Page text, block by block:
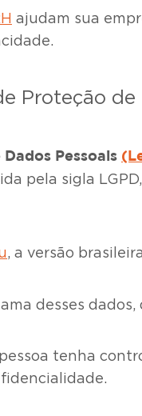
ajudam sua
Proteção de
Pessoais
pela sigla
, a versão
desses dados,
tenha